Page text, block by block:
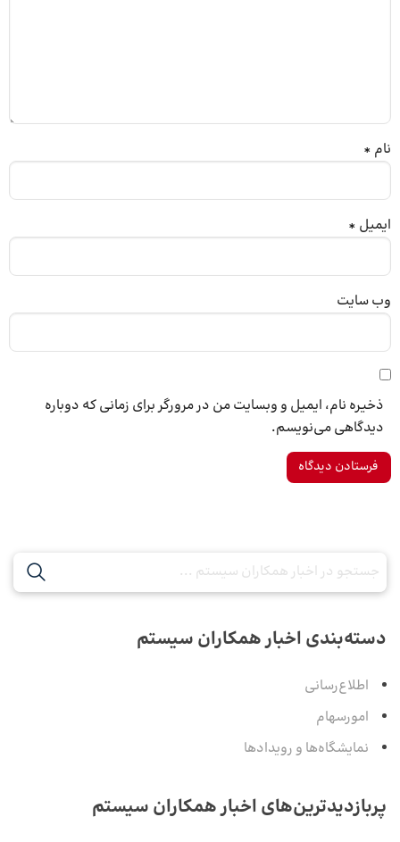
نام *
ایمیل *
وب‌ سایت
ذخیره نام، ایمیل و وبسایت من در مرورگر برای زمانی که دوباره
دیدگاهی می‌نویسم.
دسته‌بندی اخبار همکاران سیستم
اطلاع‌رسانی
امورسهام
نمایشگاه‌ها و رویدادها
پربازدیدترین‌های اخبار همکاران سیستم